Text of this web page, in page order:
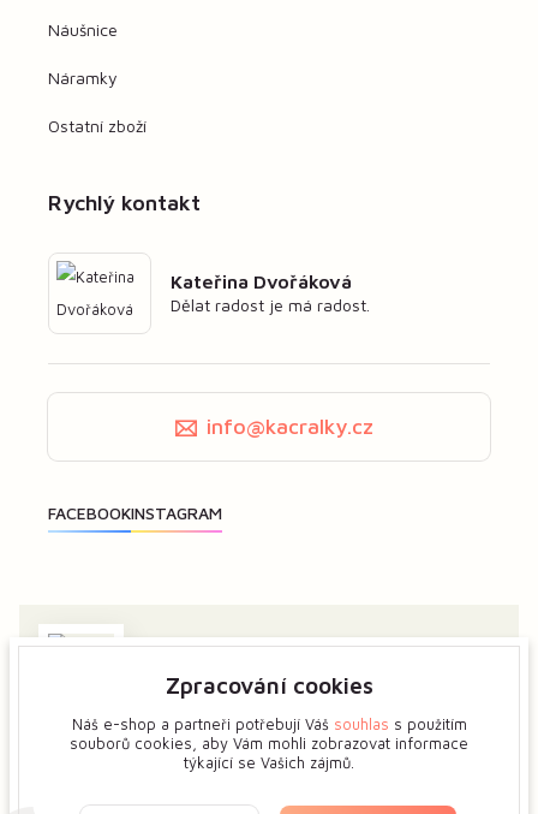
Náušnice
Náramky
Ostatní zboží
Zajímá vás má tvorba? Dejte mi předem vědět a ukážeme
Zobrazit na mapě
Rychlý kontakt
Kateřina Dvořáková
Dělat radost je má radost.
info@kacralky.cz
Zpracování cookies
Náš e-shop a partneři potřebují Váš souhlas s použitím
souborů cookies, aby Vám mohli zobrazovat informace
týkající se Vašich zájmů.